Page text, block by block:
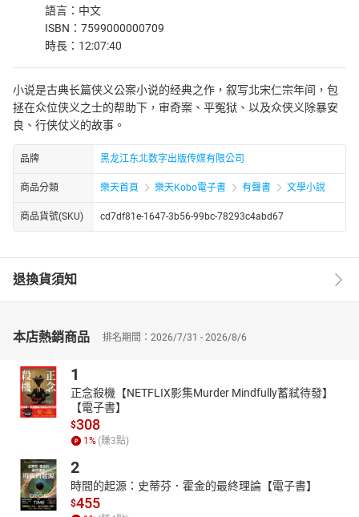
語言：中文
ISBN：7599000000709
時長：12:07:40
小说是古典长篇侠义公案小说的经典之作，叙写北宋仁宗年间，包
拯在众位侠义之士的帮助下，审奇案、平冤狱、以及众侠义除暴安
良、行侠仗义的故事。
品牌 黑龙江东北数字出版传媒有限公司
商品分類 樂天首頁 樂天Kobo電子書 有聲書 文學小說
商品貨號(SKU) cd7df81e-1647-3b56-99bc-78293c4abd67
退換貨須知
本店熱銷商品 排名期間：2026/7/31 - 2026/8/6
1
正念殺機【NETFLIX影集Murder Mindfully蓄弒待發】
【電子書】
$308
1% (賺3點)
2
時間的起源：史蒂芬．霍金的最終理論【電子書】
$455